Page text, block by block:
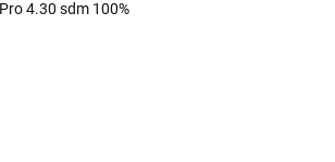
4.30 sdm 100%